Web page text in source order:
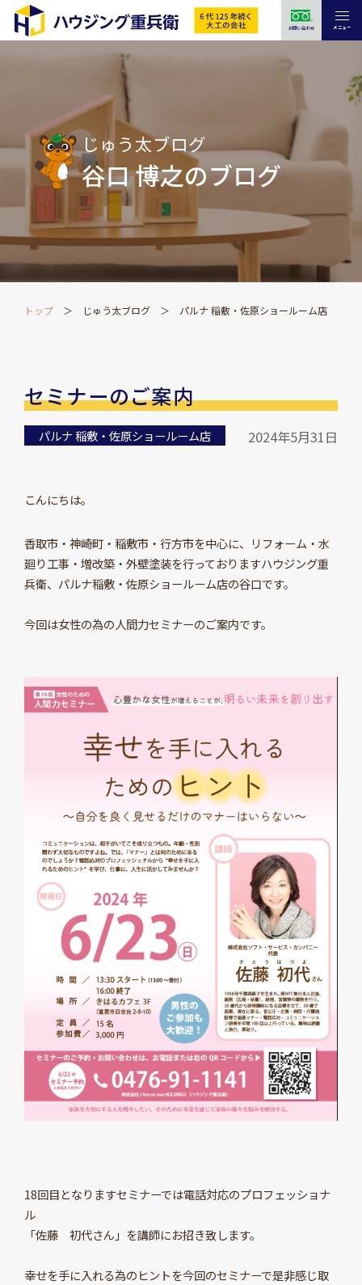
お問い合わせ メニュー
じゅう太ブログ
谷口 博之のブログ
トップ じゅう太ブログ パルナ 稲敷・佐原ショールーム店
セミナーのご案内
パルナ 稲敷・佐原ショールーム店 2024年5月31日
こんにちは。
香取市・神崎町・稲敷市・行方市を中心に、リフォーム・水
廻り工事・増改築・外壁塗装を行っておりますハウジング重
兵衛、パルナ稲敷・佐原ショールーム店の谷口です。
今回は女性の為の人間力セミナーのご案内です。
18回目となりますセミナーでは電話対応のプロフェッショナ
ル
「佐藤 初代さん」を講師にお招き致します。
幸せを手に入れる為のヒントを今回のセミナーで是非感じ取